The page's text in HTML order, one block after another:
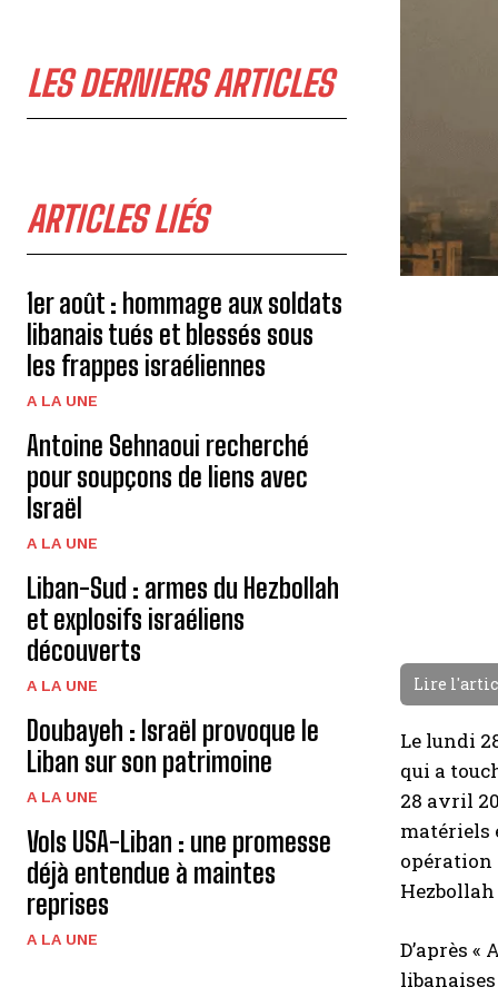
LES DERNIERS ARTICLES
ARTICLES LIÉS
1er août : hommage aux soldats
libanais tués et blessés sous
les frappes israéliennes
A LA UNE
Antoine Sehnaoui recherché
pour soupçons de liens avec
Israël
A LA UNE
Liban-Sud : armes du Hezbollah
et explosifs israéliens
découverts
A LA UNE
Doubayeh : Israël provoque le
Liban sur son patrimoine
A LA UNE
Vols USA-Liban : une promesse
déjà entendue à maintes
reprises
A LA UNE
Lire
Le lundi
qui a
28 avril
matériels
opération
D’après